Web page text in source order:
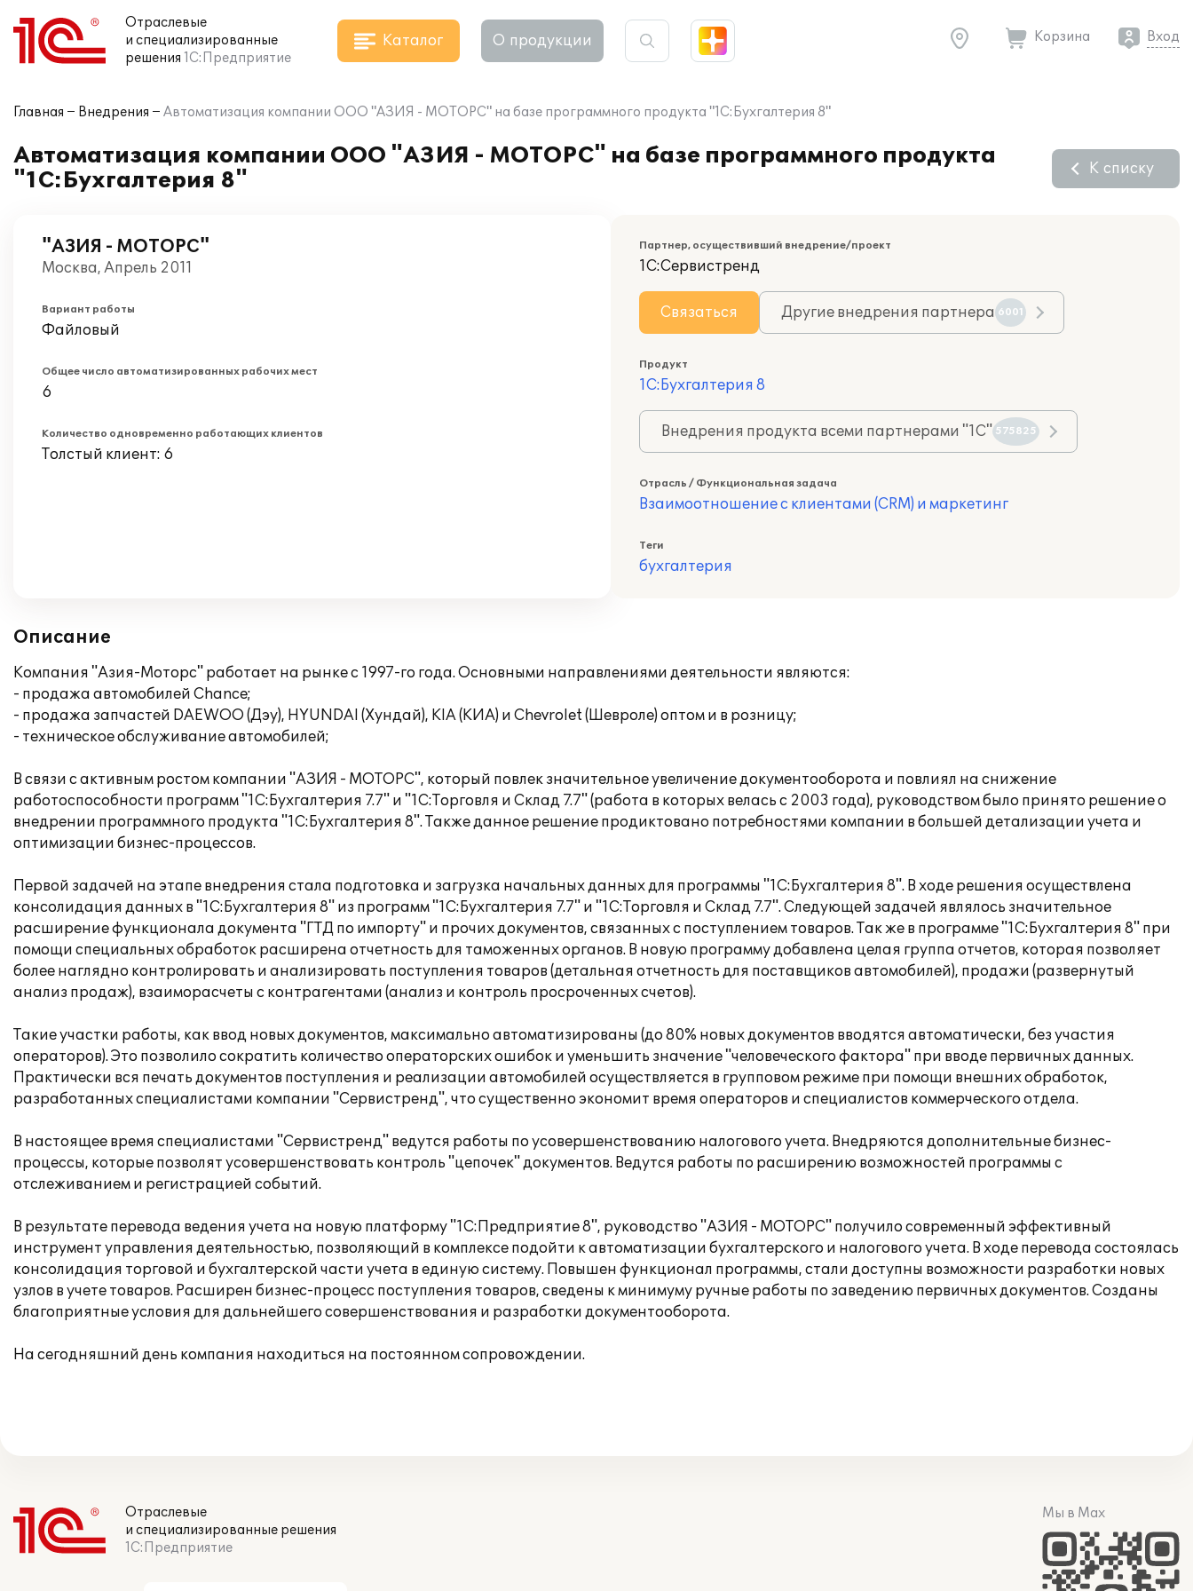
Отраслевые
и специализированные
решения 1С:Предприятие
Каталог О продукции Корзина Вход
Главная Внедрения Автоматизация компании ООО "АЗИЯ - МОТОРС" на базе программного продукта "1С:Бухгалтерия 8"
Автоматизация компании ООО "АЗИЯ - МОТОРС" на базе программного продукта
"1С:Бухгалтерия 8"
К списку
"АЗИЯ - МОТОРС"
Москва, Апрель 2011
Вариант работы
Файловый
Общее число автоматизированных рабочих мест
6
Количество одновременно работающих клиентов
Толстый клиент: 6
Партнер, осуществивший внедрение/проект
1С:Сервистренд
Связаться Другие внедрения партнера 6001
Продукт
1С:Бухгалтерия 8
Внедрения продукта всеми партнерами "1С" 575825
Отрасль / Функциональная задача
Взаимоотношение с клиентами (CRM) и маркетинг
Теги
бухгалтерия
Описание
Компания "Азия-Моторс" работает на рынке с 1997-го года. Основными направлениями деятельности являются:
- продажа автомобилей Chance;
- продажа запчастей DAEWOO (Дэу), HYUNDAI (Хундай), KIA (КИА) и Chevrolet (Шевроле) оптом и в розницу;
- техническое обслуживание автомобилей;
В связи с активным ростом компании "АЗИЯ - МОТОРС", который повлек значительное увеличение документооборота и повлиял на снижение
работоспособности программ "1С:Бухгалтерия 7.7" и "1С:Торговля и Склад 7.7" (работа в которых велась с 2003 года), руководством было принято решение о
внедрении программного продукта "1С:Бухгалтерия 8". Также данное решение продиктовано потребностями компании в большей детализации учета и
оптимизации бизнес-процессов.
Первой задачей на этапе внедрения стала подготовка и загрузка начальных данных для программы "1С:Бухгалтерия 8". В ходе решения осуществлена
консолидация данных в "1С:Бухгалтерия 8" из программ "1С:Бухгалтерия 7.7" и "1С:Торговля и Склад 7.7". Следующей задачей являлось значительное
расширение функционала документа "ГТД по импорту" и прочих документов, связанных с поступлением товаров. Так же в программе "1С:Бухгалтерия 8" при
помощи специальных обработок расширена отчетность для таможенных органов. В новую программу добавлена целая группа отчетов, которая позволяет
более наглядно контролировать и анализировать поступления товаров (детальная отчетность для поставщиков автомобилей), продажи (развернутый
анализ продаж), взаиморасчеты с контрагентами (анализ и контроль просроченных счетов).
Такие участки работы, как ввод новых документов, максимально автоматизированы (до 80% новых документов вводятся автоматически, без участия
операторов). Это позволило сократить количество операторских ошибок и уменьшить значение "человеческого фактора" при вводе первичных данных.
Практически вся печать документов поступления и реализации автомобилей осуществляется в групповом режиме при помощи внешних обработок,
разработанных специалистами компании "Сервистренд", что существенно экономит время операторов и специалистов коммерческого отдела.
В настоящее время специалистами "Сервистренд" ведутся работы по усовершенствованию налогового учета. Внедряются дополнительные бизнес-
процессы, которые позволят усовершенствовать контроль "цепочек" документов. Ведутся работы по расширению возможностей программы с
отслеживанием и регистрацией событий.
В результате перевода ведения учета на новую платформу "1С:Предприятие 8", руководство "АЗИЯ - МОТОРС" получило современный эффективный
инструмент управления деятельностью, позволяющий в комплексе подойти к автоматизации бухгалтерского и налогового учета. В ходе перевода состоялась
консолидация торговой и бухгалтерской части учета в единую систему. Повышен функционал программы, стали доступны возможности разработки новых
узлов в учете товаров. Расширен бизнес-процесс поступления товаров, сведены к минимуму ручные работы по заведению первичных документов. Созданы
благоприятные условия для дальнейшего совершенствования и разработки документооборота.
На сегодняшний день компания находиться на постоянном сопровождении.
Отраслевые
и специализированные решения
1С:Предприятие
Мы в Max